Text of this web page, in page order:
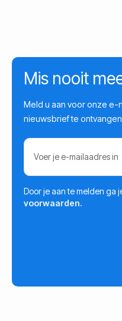
Mis nooit
Meld u aan voor onze
nieuwsbrief te
Door je aan te melden ga
voorwaarden.